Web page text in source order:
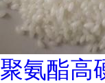
聚氨酯高